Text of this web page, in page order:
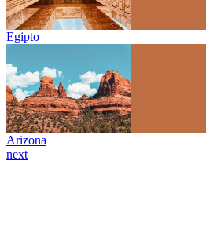
Egipto
Arizona
next